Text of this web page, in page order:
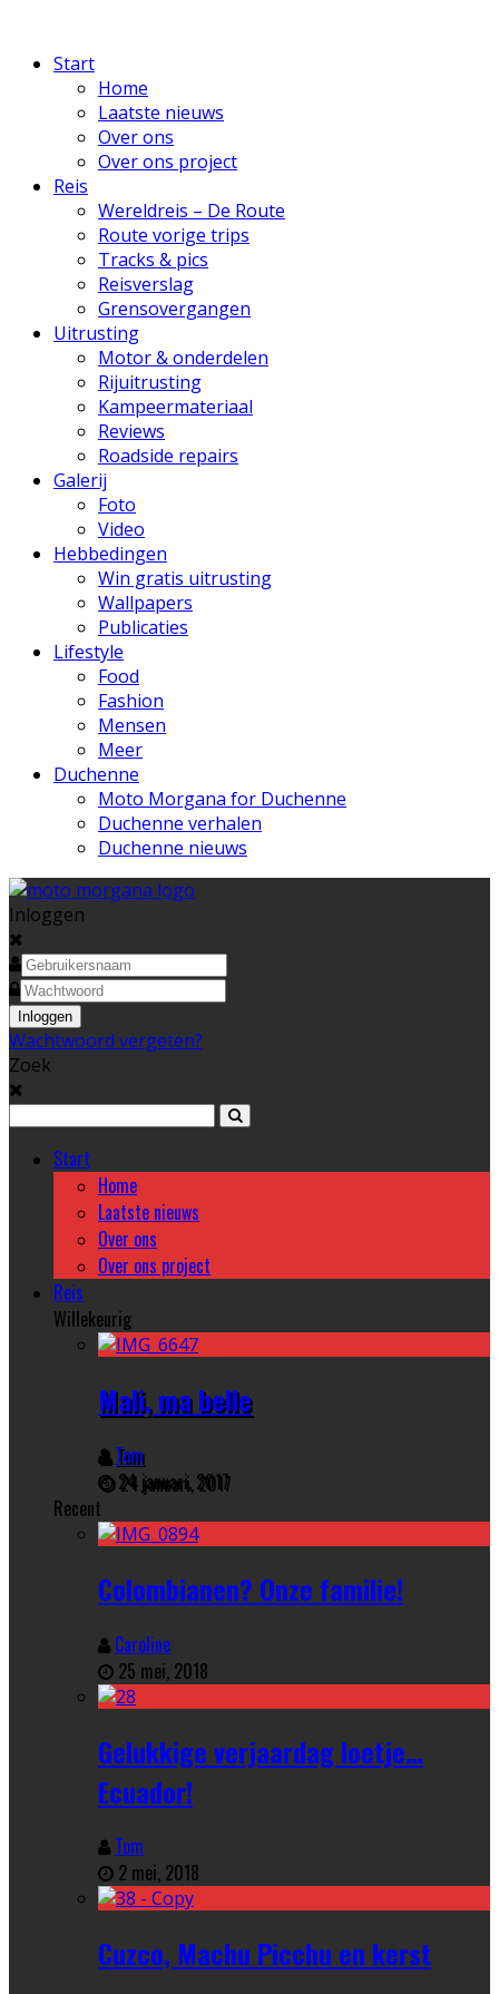
Start
Home
Laatste nieuws
Over ons
Over ons project
Reis
Wereldreis – De Route
Route vorige trips
Tracks & pics
Reisverslag
Grensovergangen
Uitrusting
Motor & onderdelen
Rijuitrusting
Kampeermateriaal
Reviews
Roadside repairs
Galerij
Foto
Video
Hebbedingen
Win gratis uitrusting
Wallpapers
Publicaties
Lifestyle
Food
Fashion
Mensen
Meer
Duchenne
Moto Morgana for Duchenne
Duchenne verhalen
Duchenne nieuws
Inloggen
Wachtwoord vergeten?
Zoek
Start
Home
Laatste nieuws
Over ons
Over ons project
Reis
Willekeurig
Mali, ma belle
Tom
24 januari, 2017
Recent
Colombianen? Onze familie!
Caroline
25 mei, 2018
Gelukkige verjaardag loetje…
Ecuador!
Tom
2 mei, 2018
Cuzco, Machu Picchu en kerst